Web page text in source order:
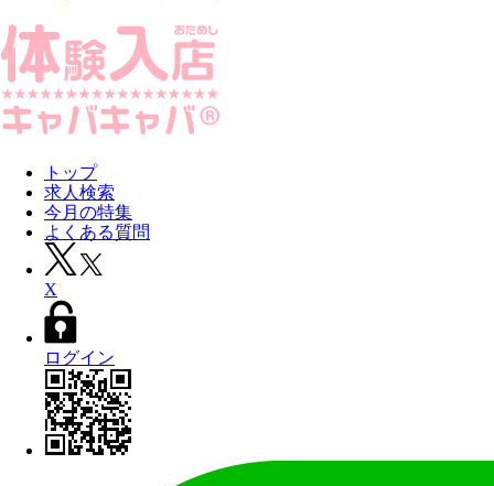
トップ
求人検索
今月の特集
よくある質問
X
ログイン